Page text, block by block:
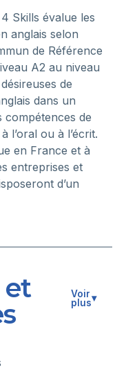
Skills évalue les
anglais selon
de Référence
A2 au niveau
de
dans un
de
l’oral ou à l’écrit.
en France et à
entreprises et
d’un
et
Voir
plus▾